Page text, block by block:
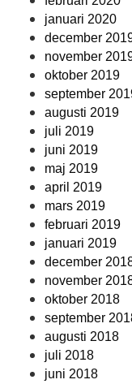
januari 2020
december
november
oktober 2019
september
augusti 2019
juli 2019
juni 2019
maj 2019
april 2019
mars 2019
februari 2019
januari 2019
december
november
oktober 2018
september
augusti 2018
juli 2018
juni 2018